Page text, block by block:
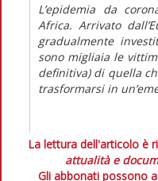
L’epidemia da
Africa. Arrivato
gradualmente
sono migliaia le
definitiva) di quella
trasformarsi in
La lettura dell'articolo è
attualità e
Gli abbonati possono